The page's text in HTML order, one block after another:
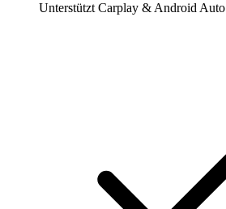
Unterstützt Carplay & Android Auto